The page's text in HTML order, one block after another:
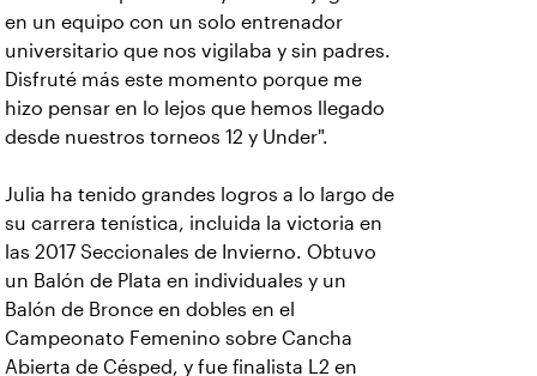
en un equipo con un solo entrenador
universitario que nos vigilaba y sin padres.
Disfruté más este momento porque me
hizo pensar en lo lejos que hemos llegado
desde nuestros torneos 12 y Under".
Julia ha tenido grandes logros a lo largo de
su carrera tenística, incluida la victoria en
las 2017 Seccionales de Invierno. Obtuvo
un Balón de Plata en individuales y un
Balón de Bronce en dobles en el
Campeonato Femenino sobre Cancha
Abierta de Césped, y fue finalista L2 en